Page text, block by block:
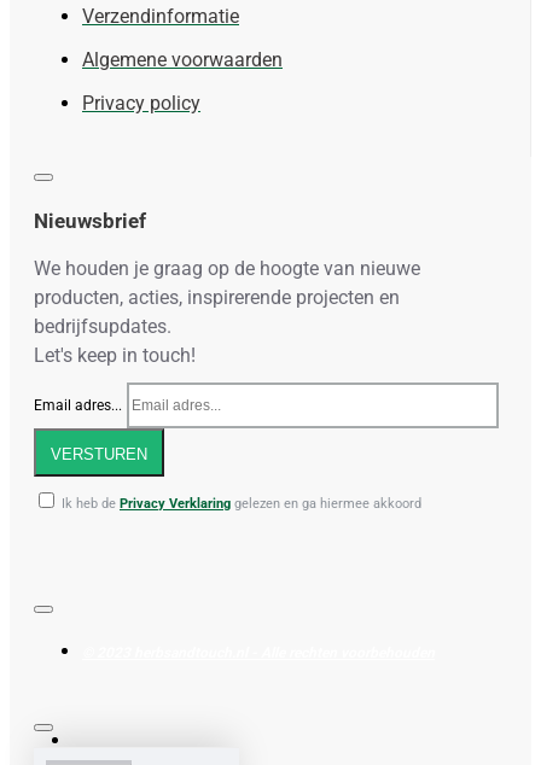
Verzendinformatie
Algemene voorwaarden
Privacy policy
Nieuwsbrief
We houden je graag op de hoogte van nieuwe
producten, acties, inspirerende projecten en
bedrijfsupdates.
Let's keep in touch!
Email adres...
VERSTUREN
Ik heb de Privacy Verklaring gelezen en ga hiermee akkoord